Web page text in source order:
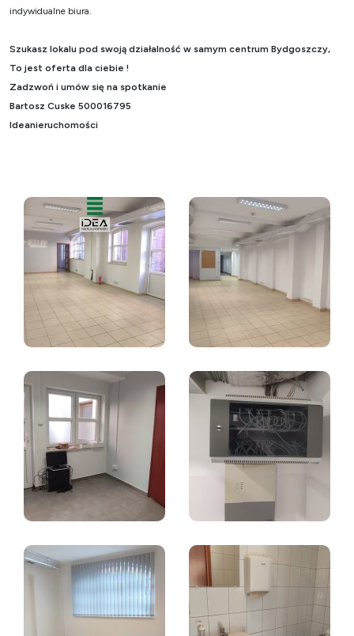
indywidualne biura.
Szukasz lokalu pod swoją działalność w samym centrum Bydgoszczy,
To jest oferta dla ciebie !
Zadzwoń i umów się na spotkanie
Bartosz Cuske 500016795
Ideanieruchomości